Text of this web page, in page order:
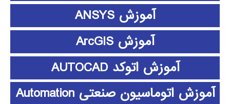
آموزش ANSYS
آموزش ArcGIS
آموزش اتوکد AUTOCAD
آموزش اتوماسیون صنعتی Automation